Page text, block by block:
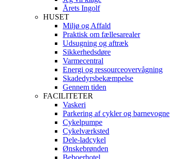
Årets Ingolf
HUSET
Miljø og Affald
Praktisk om fællesarealer
Udsugning og aftræk
Sikkerhedsdøre
Varmecentral
Energi og ressourceovervågning
Skadedyrsbekæmpelse
Gennem tiden
FACILITETER
Vaskeri
Parkering af cykler og barnevogne
Cykelpumpe
Cykelværksted
Dele-ladcykel
Ønskebrønden
Beboerhotel